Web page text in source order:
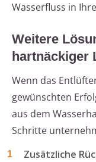
Wasserfluss in
Weitere
hartnäckiger
Wenn das
gewünschten
aus dem
Schritte
Zusätzliche